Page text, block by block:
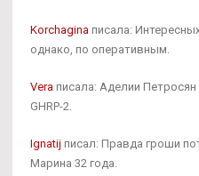
Korchagina писала:
однако, по оперативным.
Vera писала: Аделии
GHRP-2.
Ignatij писал: Правда гроши
Марина 32 года.